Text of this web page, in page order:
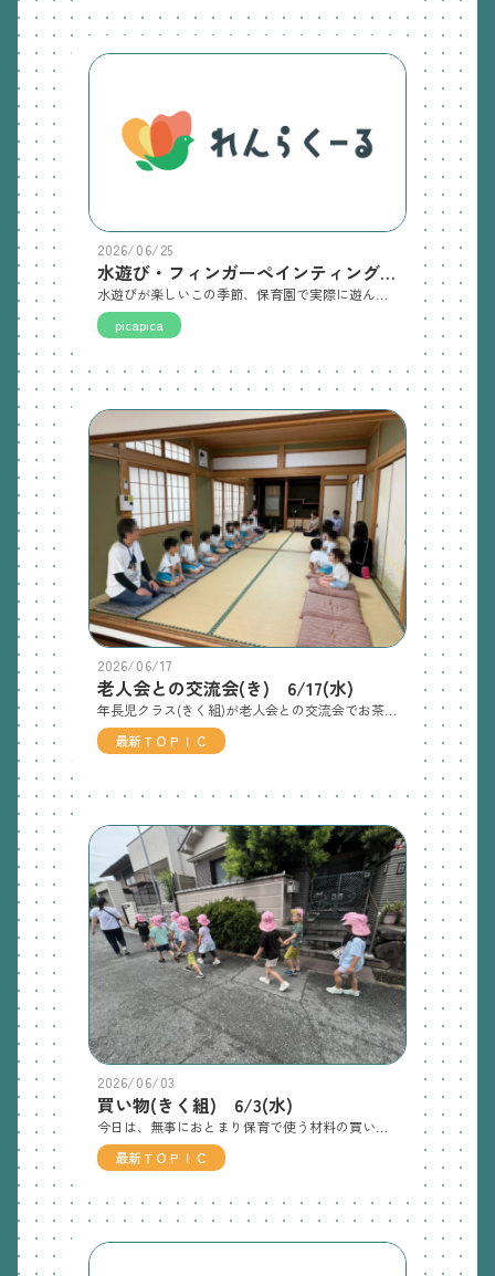
2026/06/25
水遊び・フィンガーペインティング(picapicaくらぶ) 6/25(木)
水遊びが楽しいこの季節、保育園で実際に遊んでみませんか？水の冷たさに触れる心地よさを感じながら楽しく遊びましょう🎵月日：7/22(水)水遊び・8/19(水)フィンガーペインティング時間：ＡＭ１０：１５～１１：００頃まで場所：天の川保育園 遊戯室募集人数：８組(定員になり次第締め切ります)対象年齢：１歳～就学前のお子さん申込方法：お電話のみでの受付(※平日のＡＭ１０：００～ＰＭ４：００までにお電話ください。) 072-848-1651持ち物：タオル・水筒・着替え・着替えを入れる袋(当日は汚れてもいい服装でお越しください。)注意事項：当日の朝は検温し、熱のあるお子さんや体調の優れないお子さんは参加を見合わせ、その旨を連絡してください。また、中耳炎、目の病気、心臓疾患、風邪、下痢、とびひ等の感染の恐れのある皮膚疾患のお子さん、医師から水遊びを禁止されたり、お薬を飲んでいるお子さんは参加できません。ご了承ください。
picapica
2026/06/17
老人会との交流会(き) 6/17(水)
年長児クラス(きく組)が老人会との交流会でお茶会に参加しました。6/3(水)と6/17(水)の2回に分けて参加させていただきました！一回目のお茶会の様子。少し緊張ぎみです。実際にお抹茶もみることができました！お茶をたてています。素敵✨園から持参した「どらやき」と一緒にお茶をいただきました😄最後に、お歌を披露🎵二回目のお茶会の様子です。興味津々です😃真剣な表情😊老人会の方との交流もできました✨園ではできない経験ができ良かったです！老人会の皆様方ありがとうございました。
最新ＴＯＰＩＣ
2026/06/03
買い物(きく組) 6/3(水)
最新ＴＯＰＩＣ